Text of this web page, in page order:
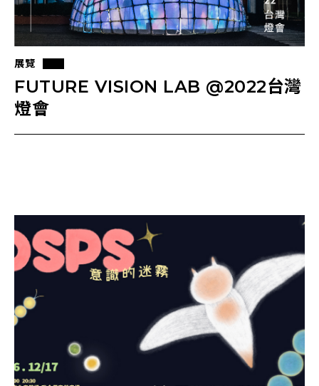
展覽
FUTURE VISION LAB @2022台灣
燈會